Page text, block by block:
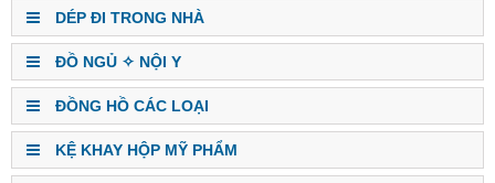
DÉP ĐI TRONG NHÀ
ĐỒ NGỦ ✧ NỘI Y
ĐỒNG HỒ CÁC LOẠI
KỆ KHAY HỘP MỸ PHẨM